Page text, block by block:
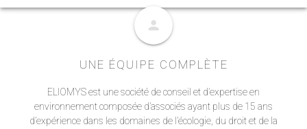
person
UNE ÉQUIPE COMPLÈTE
ELIOMYS est une société de conseil et d’expertise en
environnement composée d’associés ayant plus de 15 ans
d’expérience dans les domaines de l’écologie, du droit et de la